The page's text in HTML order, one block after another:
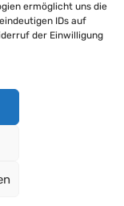
ermöglicht uns die
IDs auf
der Einwilligung
Kunden